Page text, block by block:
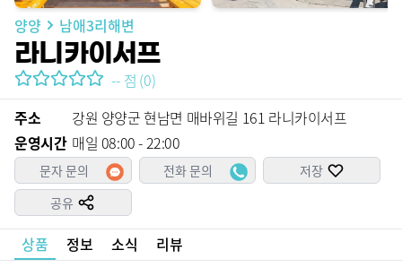
양양 남애3리해변
라니카이서프
-- 점 (0)
주소
강원 양양군 현남면 매바위길 161 라니카이서프
운영시간 매일 08:00 - 22:00
문자 문의 전화 문의
저장
공유
상품 정보 소식 리뷰